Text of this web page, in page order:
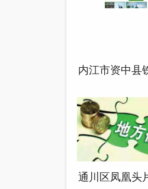
内江市资中县
柏龙村乡村振
规划
通川区凤凰头